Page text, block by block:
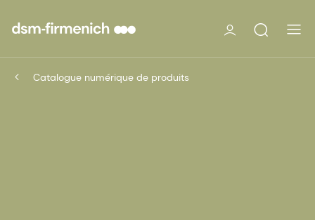
Catalogue numérique de produits